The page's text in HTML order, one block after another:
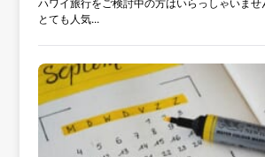
ハワイ旅行をご検討中の方はいらっしゃいませ
とても人気...